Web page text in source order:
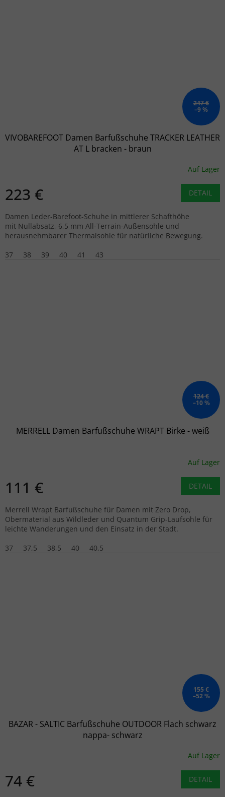
247 €
–9 %
VIVOBAREFOOT Damen Barfußschuhe TRACKER LEATHER
AT L bracken - braun
Auf Lager
223 € DETAIL
Damen Leder-Barefoot-Schuhe in mittlerer Schafthöhe
mit Nullabsatz, 6,5 mm All-Terrain-Außensohle und
herausnehmbarer Thermalsohle für natürliche Bewegung.
37
38 39 40 41 43
124 €
–10 %
MERRELL Damen Barfußschuhe WRAPT Birke - weiß
Auf Lager
111 € DETAIL
Merrell Wrapt Barfußschuhe für Damen mit Zero Drop,
Obermaterial aus Wildleder und Quantum Grip-Laufsohle für
leichte Wanderungen und den Einsatz in der Stadt.
37
37,5 38,5 40 40,5
155 €
–52 %
BAZAR - SALTIC Barfußschuhe OUTDOOR Flach schwarz
nappa- schwarz
Auf Lager
74 € DETAIL